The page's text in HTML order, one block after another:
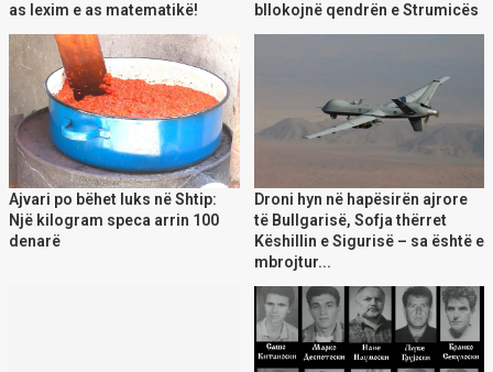
as lexim e as matematikë!
bllokojnë qendrën e Strumicës
Ajvari po bëhet luks në Shtip:
Një kilogram speca arrin 100
denarë
Droni hyn në hapësirën ajrore
të Bullgarisë, Sofja thërret
Këshillin e Sigurisë – sa është e
mbrojtur...